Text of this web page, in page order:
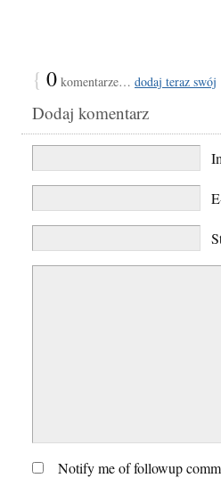
{ 0 komentarze… dodaj teraz swój
Dodaj komentarz
Notify me of followup